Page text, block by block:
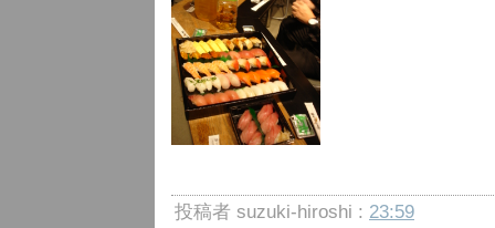
投稿者 suzuki-hiroshi : 23:59